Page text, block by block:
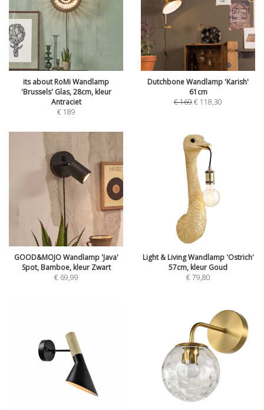
its about RoMi Wandlamp
'Brussels' Glas, 28cm, kleur
Antraciet
€ 189
Dutchbone Wandlamp 'Karish'
61cm
€169€ 118,30
GOOD&MOJO Wandlamp 'Java'
Spot, Bamboe, kleur Zwart
€ 69,99
Light & Living Wandlamp 'Ostrich'
57cm, kleur Goud
€79,80